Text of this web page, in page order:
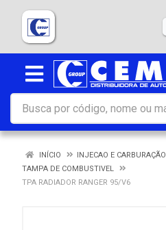
INÍCIO
INJECAO E CARBURAÇÃO
TAMPA DE COMBUSTIVEL
TPA RADIADOR RANGER 95/V6